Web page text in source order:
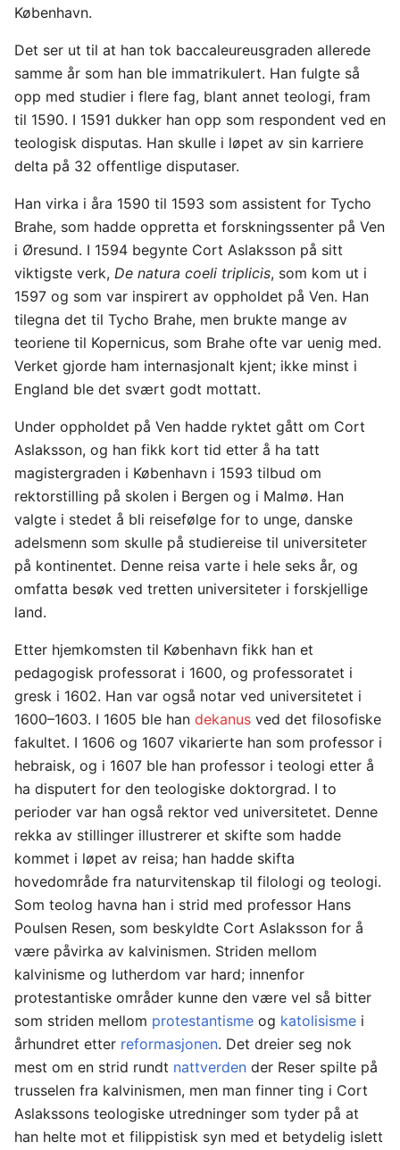
København.
Det ser ut til at han tok baccaleureusgraden allerede
samme år som han ble immatrikulert. Han fulgte så
opp med studier i flere fag, blant annet teologi, fram
til 1590. I 1591 dukker han opp som respondent ved en
teologisk disputas. Han skulle i løpet av sin karriere
delta på 32 offentlige disputaser.
Han virka i åra 1590 til 1593 som assistent for Tycho
Brahe, som hadde oppretta et forskningssenter på Ven
i Øresund. I 1594 begynte Cort Aslaksson på sitt
viktigste verk, De natura coeli triplicis, som kom ut i
1597 og som var inspirert av oppholdet på Ven. Han
tilegna det til Tycho Brahe, men brukte mange av
teoriene til Kopernicus, som Brahe ofte var uenig med.
Verket gjorde ham internasjonalt kjent; ikke minst i
England ble det svært godt mottatt.
Under oppholdet på Ven hadde ryktet gått om Cort
Aslaksson, og han fikk kort tid etter å ha tatt
magistergraden i København i 1593 tilbud om
rektorstilling på skolen i Bergen og i Malmø. Han
valgte i stedet å bli reisefølge for to unge, danske
adelsmenn som skulle på studiereise til universiteter
på kontinentet. Denne reisa varte i hele seks år, og
omfatta besøk ved tretten universiteter i forskjellige
land.
Etter hjemkomsten til København fikk han et
pedagogisk professorat i 1600, og professoratet i
gresk i 1602. Han var også notar ved universitetet i
1600–1603. I 1605 ble han dekanus ved det filosofiske
fakultet. I 1606 og 1607 vikarierte han som professor i
hebraisk, og i 1607 ble han professor i teologi etter å
ha disputert for den teologiske doktorgrad. I to
perioder var han også rektor ved universitetet. Denne
rekka av stillinger illustrerer et skifte som hadde
kommet i løpet av reisa; han hadde skifta
hovedområde fra naturvitenskap til filologi og teologi.
Som teolog havna han i strid med professor Hans
Poulsen Resen, som beskyldte Cort Aslaksson for å
være påvirka av kalvinismen. Striden mellom
kalvinisme og lutherdom var hard; innenfor
protestantiske områder kunne den være vel så bitter
som striden mellom protestantisme og katolisisme i
århundret etter reformasjonen. Det dreier seg nok
mest om en strid rundt nattverden der Reser spilte på
trusselen fra kalvinismen, men man finner ting i Cort
Aslakssons teologiske utredninger som tyder på at
han helte mot et filippistisk syn med et betydelig islett